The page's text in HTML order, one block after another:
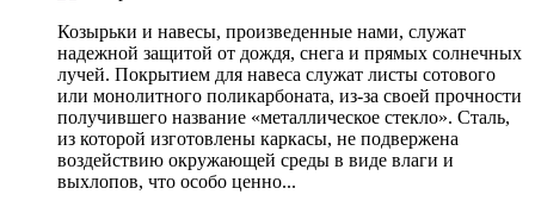
Козырьки и навесы, произведенные нами, служат
надежной защитой от дождя, снега и прямых солнечных
лучей. Покрытием для навеса служат листы сотового
или монолитного поликарбоната, из-за своей прочности
получившего название «металлическое стекло». Сталь,
из которой изготовлены каркасы, не подвержена
воздействию окружающей среды в виде влаги и
выхлопов, что особо ценно...